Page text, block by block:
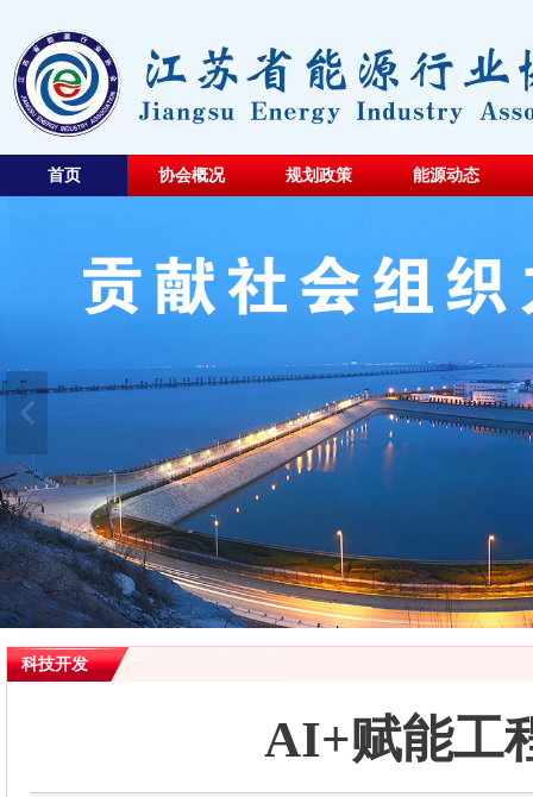
首页 协会概况 规划政策 能源动态
科技开发
AI+赋能工